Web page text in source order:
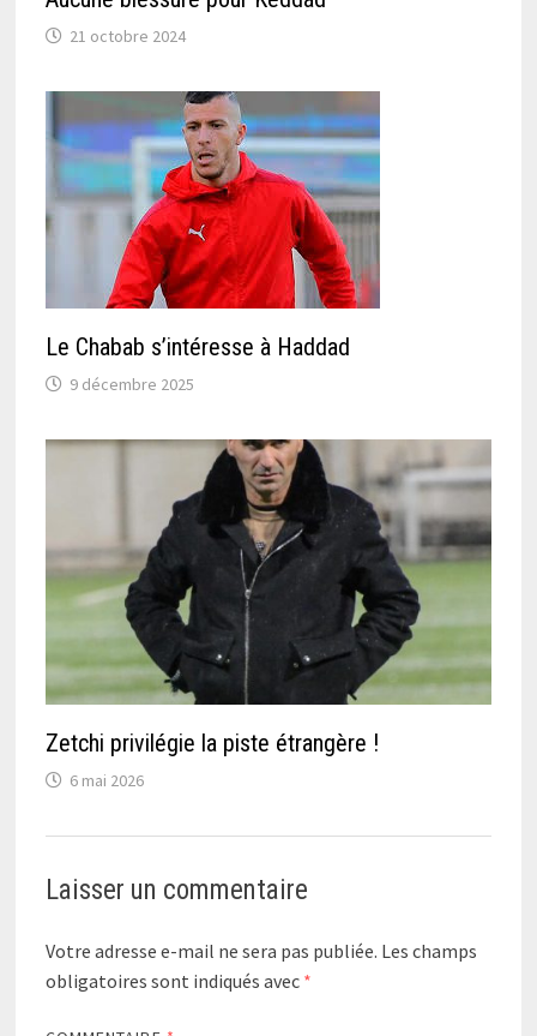
21 octobre 2024
Le Chabab s’intéresse à Haddad
9 décembre 2025
Zetchi privilégie la piste étrangère !
6 mai 2026
Laisser un commentaire
Votre adresse e-mail ne sera pas publiée. Les champs
obligatoires sont indiqués avec *